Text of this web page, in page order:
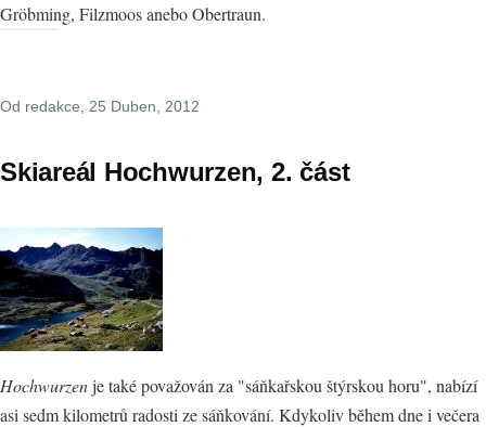
Gröbming, Filzmoos anebo Obertraun.
Od redakce , 25 Duben, 2012
Skiareál Hochwurzen, 2. část
Hochwurzenje také považován za "sáňkařskou štýrskou horu", nabízí
asi sedm kilometrů radosti ze sáňkování. Kdykoliv během dne i večera